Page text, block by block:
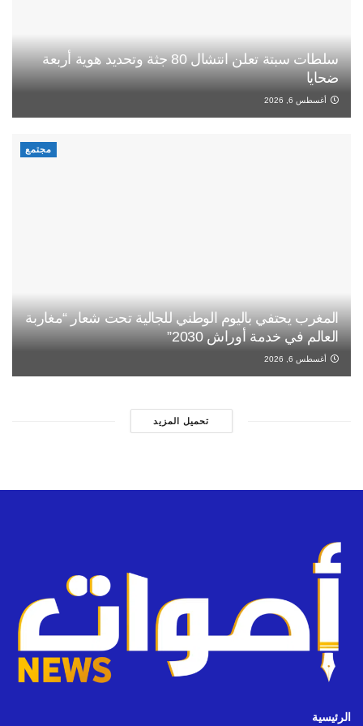
سلطات سبتة تعلن انتشال 80 جثة وتحديد هوية أربعة
ضحايا
أغسطس 6, 2026
مجتمع
المغرب يحتفي باليوم الوطني للجالية تحت شعار “مغاربة
العالم في خدمة أوراش 2030”
أغسطس 6, 2026
تحميل المزيد
الرئيسية